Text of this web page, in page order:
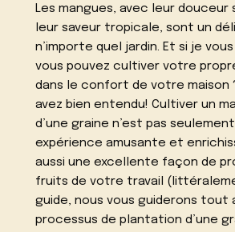
Les mangues, avec leur
leur saveur tropicale, sont un
n’importe quel jardin. Et si je
vous pouvez cultiver votre
dans le confort de votre maison
avez bien entendu! Cultiver un
d’une graine n’est pas
expérience amusante et
aussi une excellente façon de
fruits de votre travail
guide, nous vous guiderons tout
processus de plantation d’une